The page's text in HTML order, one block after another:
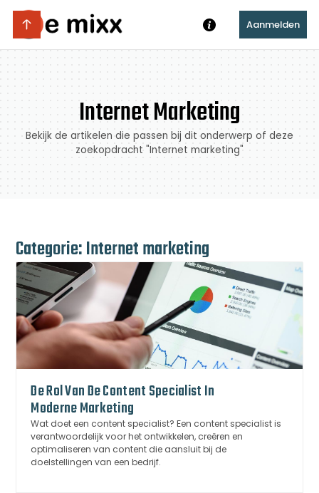
Aanmelden
Internet Marketing
Bekijk de artikelen die passen bij dit onderwerp of deze
zoekopdracht "Internet marketing"
Categorie: Internet marketing
De Rol Van De Content Specialist In
Moderne Marketing
Wat doet een content specialist? Een content specialist is
verantwoordelijk voor het ontwikkelen, creëren en
optimaliseren van content die aansluit bij de
doelstellingen van een bedrijf.